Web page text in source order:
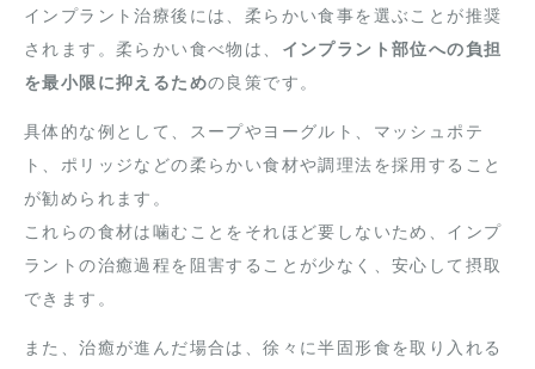
インプラント治療後には、柔らかい食事を選ぶことが推奨
されます。柔らかい食べ物は、 インプラント部位への負担
を最小限に抑えるための良策です。
具体的な例として、スープやヨーグルト、マッシュポテ
ト、ポリッジなどの柔らかい食材や調理法を採用すること
が勧められます。
これらの食材は噛むことをそれほど要しないため、インプ
ラントの治癒過程を阻害することが少なく、安心して摂取
できます。
また、治癒が進んだ場合は、徐々に半固形食を取り入れる